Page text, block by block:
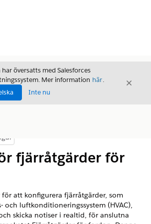
översatts med Salesforces
Mer information här.
Inte nu
Stäng
fjärråtgärder för
att konfigurera fjärråtgärder, som
och luftkonditioneringssystem (HVAC),
skicka notiser i realtid, för anslutna